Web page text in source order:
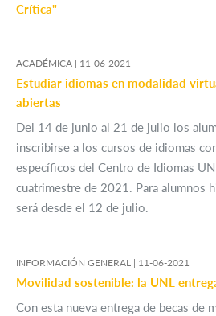
Crítica"
ACADÉMICA | 11-06-2021
Estudiar idiomas en modalidad
abiertas
Del 14 de junio al 21 de julio los
inscribirse a los cursos de idiomas
específicos del Centro de Idiomas
cuatrimestre de 2021. Para alumnos
será desde el 12 de julio.
INFORMACIÓN GENERAL | 11-06-2021
Movilidad sostenible: la UNL
Con esta nueva entrega de becas de